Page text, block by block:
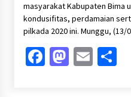
masyarakat Kabupaten Bima
kondusifitas, perdamaian
pilkada 2020 ini. Munggu,
Facebook
Email